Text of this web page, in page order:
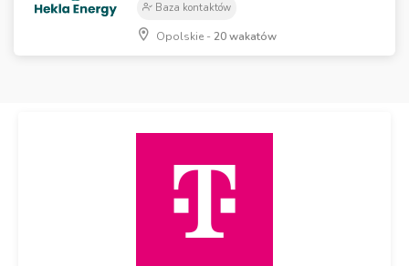
Baza kontaktów
Opolskie -20 wakatów